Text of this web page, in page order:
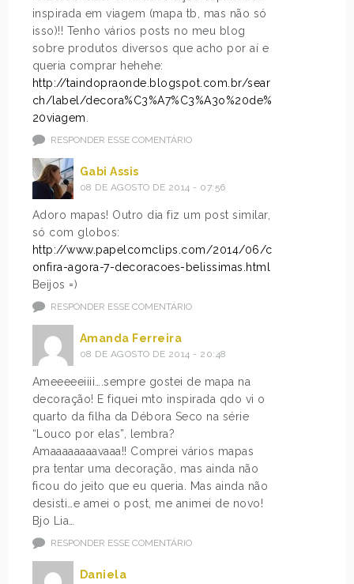
inspirada em viagem (mapa tb, mas não só
isso)!! Tenho vários posts no meu blog
sobre produtos diversos que acho por aí e
queria comprar hehehe:
http://taindopraonde.blogspot.com.br/sear
ch/label/decora%C3%A7%C3%A3o%20de%
20viagem
RESPONDER ESSE COMENTÁRIO
Gabi Assis
08 DE AGOSTO DE 2014 - 07:56
Adoro mapas! Outro dia fiz um post similar,
só com globos:
http://www.papelcomclips.com/2014/06/c
onfira-agora-7-decoracoes-belissimas.html
Beijos =)
RESPONDER ESSE COMENTÁRIO
Amanda Ferreira
08 DE AGOSTO DE 2014 - 20:48
Ameeeeeiiii….sempre gostei de mapa na
decoração! E fiquei mto inspirada qdo vi o
quarto da filha da Débora Seco na série
“Louco por elas”, lembra?
Amaaaaaaaavaaa!! Comprei vários mapas
pra tentar uma decoração, mas ainda não
ficou do jeito que eu queria. Mas ainda não
desisti…e amei o post, me animei de novo!
Bjo Lia…
RESPONDER ESSE COMENTÁRIO
Daniela